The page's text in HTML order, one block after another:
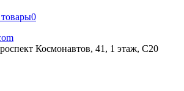
0
Космонавтов, 41, 1 этаж, С20